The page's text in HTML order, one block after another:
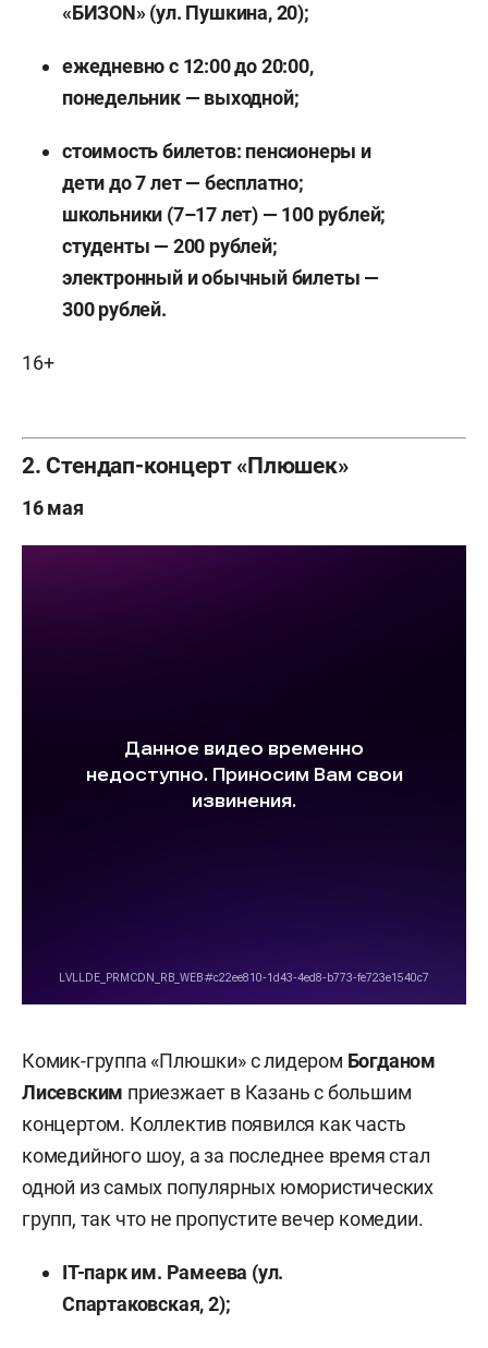
«БИЗОN» (ул. Пушкина, 20);
ежедневно с 12:00 до 20:00,
понедельник — выходной;
стоимость билетов: пенсионеры и
дети до 7 лет — бесплатно;
школьники (7–17 лет) — 100 рублей;
студенты — 200 рублей;
электронный и обычный билеты —
300 рублей.
16+
2. Стендап-концерт «Плюшек»
16 мая
Комик-группа «Плюшки» с лидером Богданом
Лисевским приезжает в Казань с большим
концертом. Коллектив появился как часть
комедийного шоу, а за последнее время стал
одной из самых популярных юмористических
групп, так что не пропустите вечер комедии.
IT-парк им. Рамеева (ул.
Спартаковская, 2);